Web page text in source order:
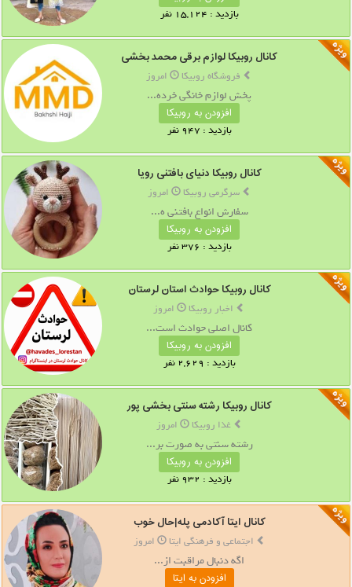
بازدید : 15,124 نفر
کانال روبیکا لوازم برقی محمد بخشی
فروشگاه روبیکا امروز
پخش لوازم خانگی خرده...
افزودن به روبیکا
بازدید : 947 نفر
کانال روبیکا دنیای بافتنی رویا
سرگرمی روبیکا امروز
سفارش انواع بافتنی ه...
افزودن به روبیکا
بازدید : 376 نفر
کانال روبیکا حوادث استان لرستان
اخبار روبیکا امروز
کانال اصلی حوادث است...
افزودن به روبیکا
بازدید : 2,629 نفر
کانال روبیکا رشته سنتی بخشی پور
غذا روبیکا امروز
رشته سنتی به صورت بر...
افزودن به روبیکا
بازدید : 932 نفر
کانال ایتا آکادمی پله|حال خوب
اجتماعی و فرهنگی ایتا امروز
اگه دنبال مراقبت از...
افزودن به ایتا